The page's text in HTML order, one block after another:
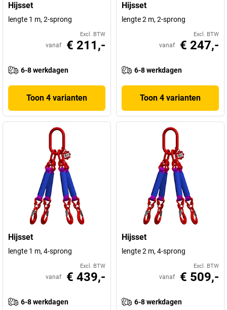
Hijsset
lengte 1 m, 2-sprong
Excl. BTW
vanaf € 211,-
6-8 werkdagen
Toon 4 varianten
Hijsset
lengte 2 m, 2-sprong
Excl. BTW
vanaf € 247,-
6-8 werkdagen
Toon 4 varianten
Hijsset
lengte 1 m, 4-sprong
Excl. BTW
vanaf € 439,-
6-8 werkdagen
Hijsset
lengte 2 m, 4-sprong
Excl. BTW
vanaf € 509,-
6-8 werkdagen